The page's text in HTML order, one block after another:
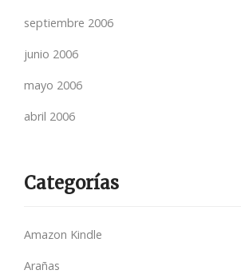
septiembre 2006
junio 2006
mayo 2006
abril 2006
Categorías
Amazon Kindle
Arañas